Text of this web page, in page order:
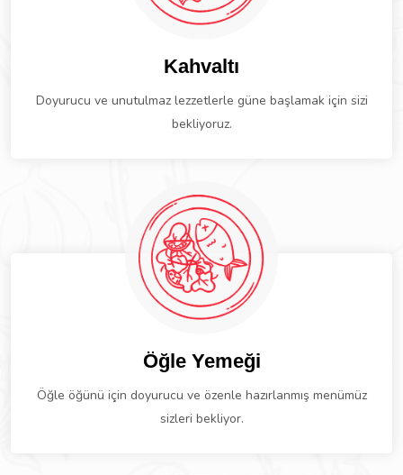
Kahvaltı
Doyurucu ve unutulmaz lezzetlerle güne başlamak için sizi
bekliyoruz.
Öğle Yemeği
Öğle öğünü için doyurucu ve özenle hazırlanmış menümüz
sizleri bekliyor.